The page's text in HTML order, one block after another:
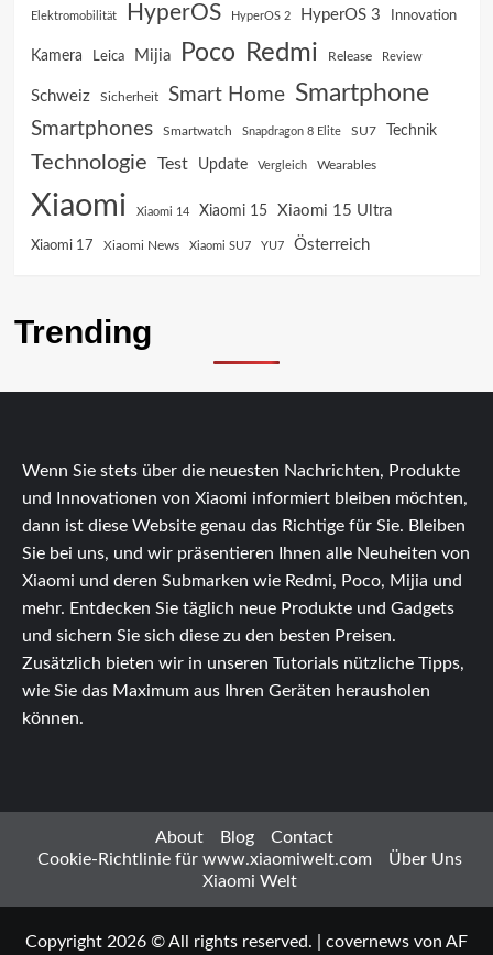
Elektromobilität HyperOS HyperOS 2 HyperOS 3 Innovation
Kamera Leica Mijia Poco Redmi Release Review
Schweiz Sicherheit Smart Home Smartphone
Smartphones Smartwatch Snapdragon 8 Elite SU7 Technik
Technologie Test Update Vergleich Wearables
Xiaomi Xiaomi 14 Xiaomi 15 Xiaomi 15 Ultra
Xiaomi 17 Xiaomi News Xiaomi SU7 YU7 Österreich
Trending
Wenn Sie stets über die neuesten Nachrichten, Produkte
und Innovationen von Xiaomi informiert bleiben möchten,
dann ist diese Website genau das Richtige für Sie. Bleiben
Sie bei uns, und wir präsentieren Ihnen alle Neuheiten von
Xiaomi und deren Submarken wie Redmi, Poco, Mijia und
mehr. Entdecken Sie täglich neue Produkte und Gadgets
und sichern Sie sich diese zu den besten Preisen.
Zusätzlich bieten wir in unseren Tutorials nützliche Tipps,
wie Sie das Maximum aus Ihren Geräten herausholen
können.
About Blog
Contact
Cookie-Richtlinie für www.xiaomiwelt.com
Über Uns
Xiaomi Welt
Copyright 2026 © All rights reserved. covernews von AF